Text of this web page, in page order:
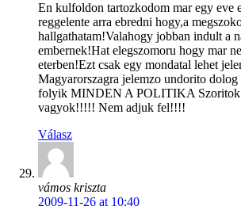
En kulfoldon tartozkodom mar egy eve
reggelente arra ebredni hogy,a
hallgathatam!Valahogy jobban indult a
embernek!Hat elegszomoru hogy mar
eterben!Ezt csak egy mondatal lehet
Magyarorszagra jelemzo undorito dolog
folyik MINDEN A POLITIKA Szoritok
vagyok!!!!! Nem adjuk fel!!!!
Válasz
vámos kriszta
2009-11-26 at 10:40